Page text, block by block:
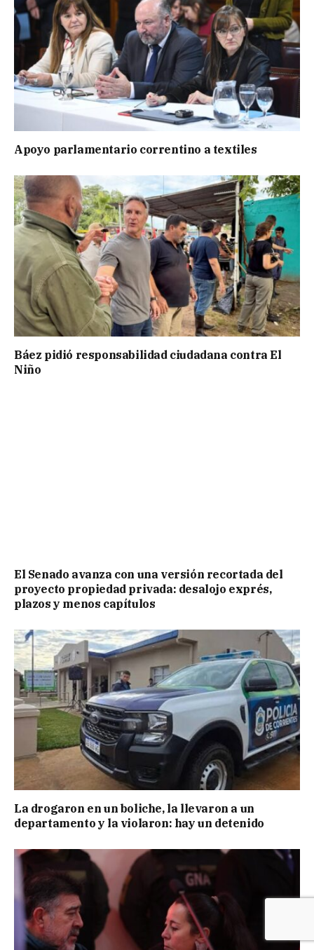
Apoyo parlamentario correntino a textiles
Báez pidió responsabilidad ciudadana contra El
Niño
El Senado avanza con una versión recortada del
proyecto propiedad privada: desalojo exprés,
plazos y menos capítulos
La drogaron en un boliche, la llevaron a un
departamento y la violaron: hay un detenido